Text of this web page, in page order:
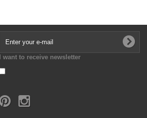
I want to receive newsletter